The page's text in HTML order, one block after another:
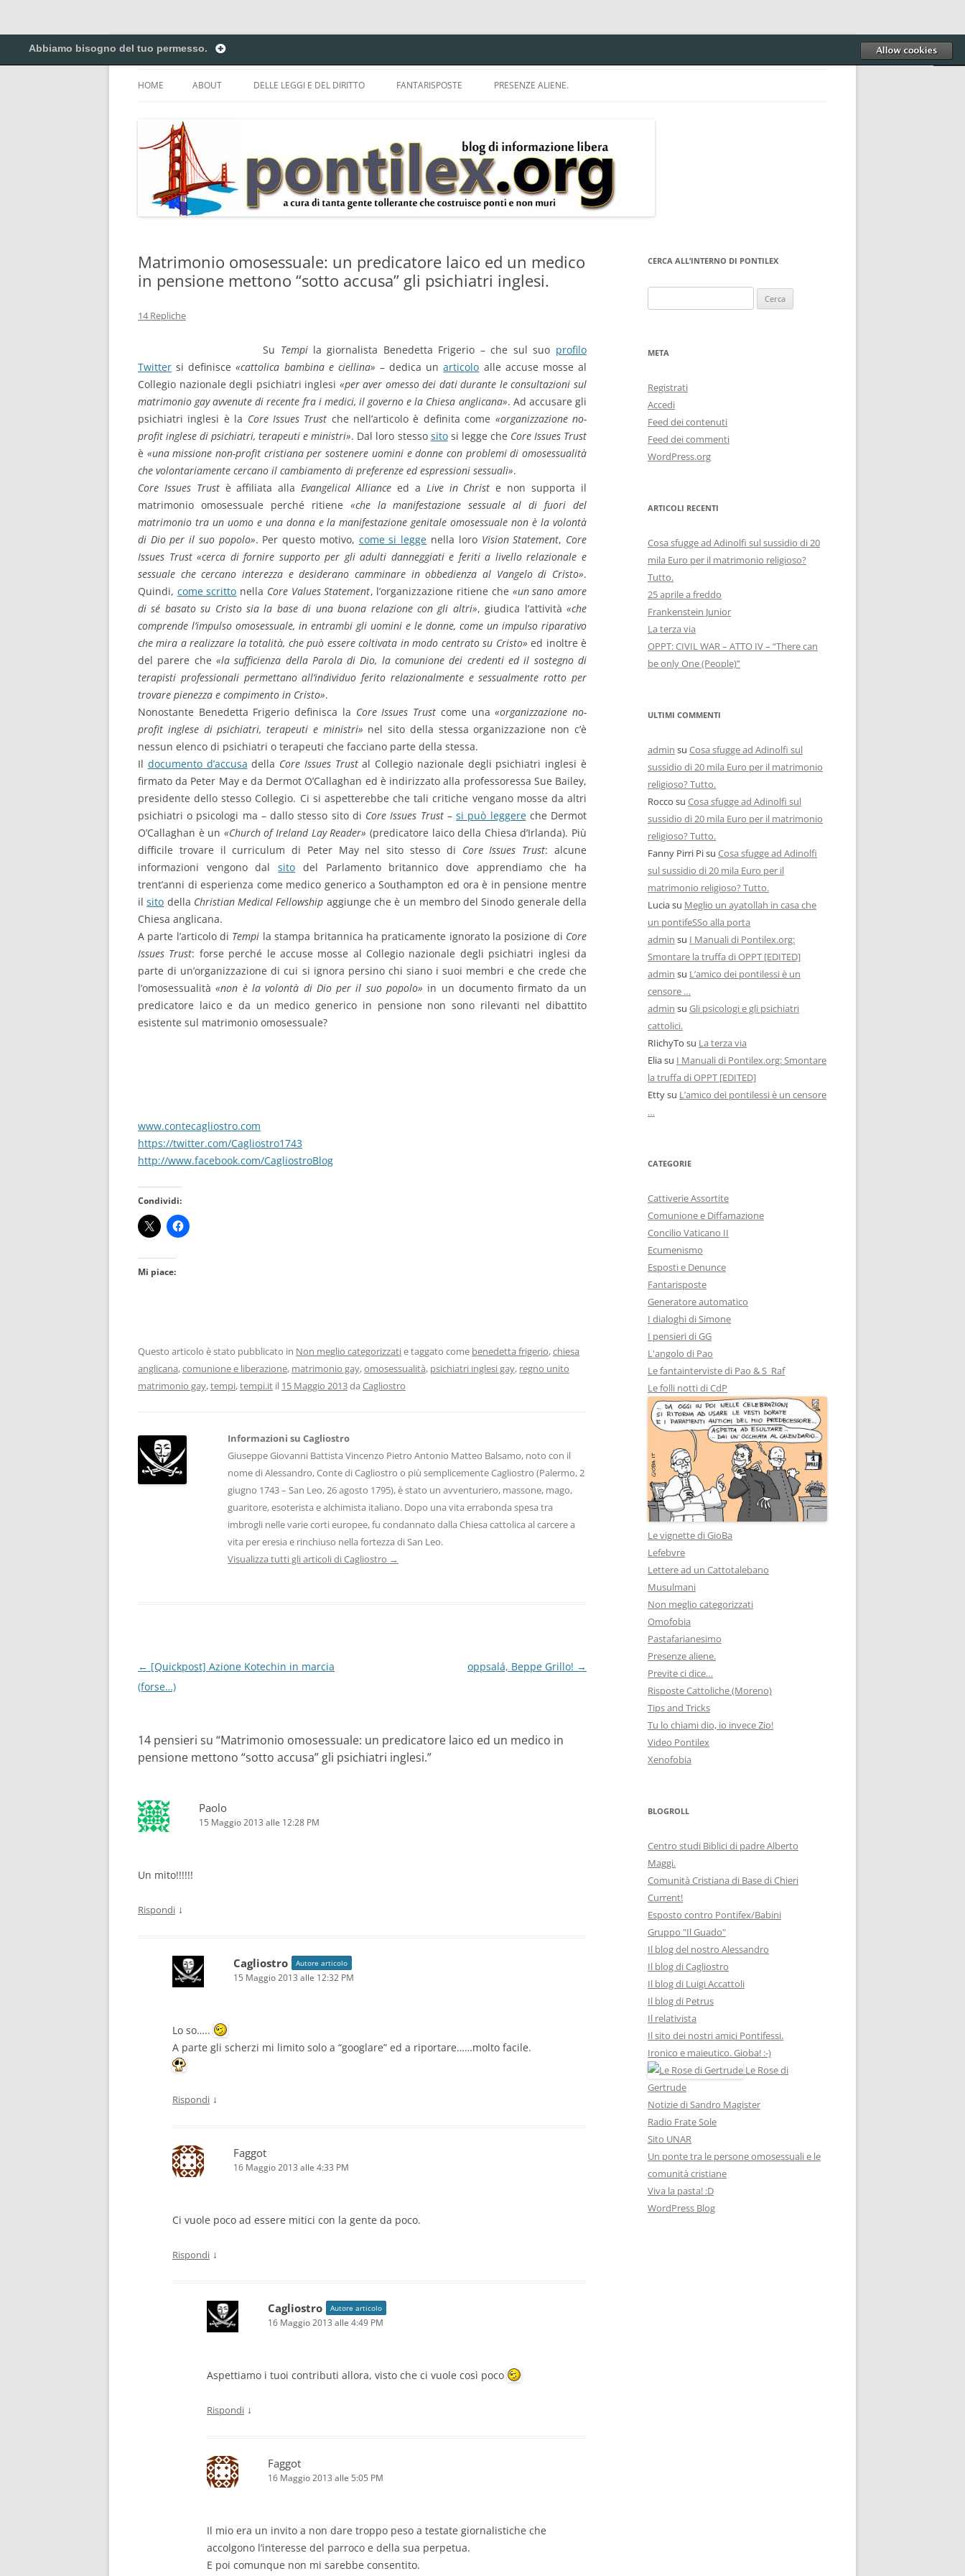
Vai
al
contenuto
Pontilex
HOME ABOUT DELLE LEGGI E DEL DIRITTO
DEL COPYRIGHT E DELLA LDA 633.
ELENCO DELLE ABBREVIAZIONI E
FANTARISPOSTE PRESENZE ALIENE.
Matrimonio omosessuale: un predicatore laico ed un medico
in pensione mettono “sotto accusa” gli psichiatri inglesi.
14 Repliche
Su Tempila giornalista Benedetta Frigerio – che sul suo profilo
Twitter si definisce«cattolica bambina e ciellina» – dedica unarticolo alle accuse mosse al
Collegio nazionale degli psichiatri inglesi «per aver omesso dei dati durante le consultazioni sul
matrimonio gay avvenute di recente fra i medici, il governo e la Chiesa anglicana». Ad accusare gli
psichiatri inglesi è la Core Issues Trust che nell’articolo è definita come «organizzazione no-
profit inglese di psichiatri, terapeuti e ministri». Dal loro stesso sitosi legge che Core Issues Trust
è «una missione non-profit cristiana per sostenere uomini e donne con problemi di omosessualità
che volontariamente cercano il cambiamento di preferenze ed espressioni sessuali».
Core Issues Trustè affiliata allaEvangelical Alliance ed a Live in Christ e non supporta il
matrimonio omosessuale perché ritiene «che la manifestazione sessuale al di fuori del
matrimonio tra un uomo e una donna e la manifestazione genitale omosessuale non è la volontà
di Dio per il suo popolo». Per questo motivo, come si legge nella loro Vision Statement, Core
Issues Trust «cerca di fornire supporto per gli adulti danneggiati e feriti a livello relazionale e
sessuale che cercano interezza e desiderano camminare in obbedienza al Vangelo di Cristo».
Quindi, come scritto nella Core Values Statement, l’organizzazione ritiene che «un sano amore
di sé basato su Cristo sia la base di una buona relazione con gli altri», giudica l’attività «che
comprende l’impulso omosessuale, in entrambi gli uomini e le donne, come un impulso riparativo
che mira a realizzare la totalità, che può essere coltivata in modo centrato su Cristo» ed inoltre è
del parere che «la sufficienza della Parola di Dio, la comunione dei credenti ed il sostegno di
terapisti professionali permettano all’individuo ferito relazionalmente e sessualmente rotto per
trovare pienezza e compimento in Cristo».
Nonostante Benedetta Frigerio definisca la Core Issues Trust come una«organizzazione no-
profit inglese di psichiatri, terapeuti e ministri» nel sito della stessa organizzazione non c’è
nessun elenco di psichiatri o terapeuti che facciano parte della stessa.
Il documento d’accusa della Core Issues Trustal Collegio nazionale degli psichiatri inglesi è
firmato da Peter May e da Dermot O’Callaghan ed è indirizzato alla professoressa Sue Bailey,
presidente dello stesso Collegio. Ci si aspetterebbe che tali critiche vengano mosse da altri
psichiatri o psicologi ma – dallo stesso sito di Core Issues Trust–si può leggereche Dermot
O’Callaghan è un «Church of Ireland Lay Reader» (predicatore laico della Chiesa d’Irlanda). Più
difficile trovare il curriculum di Peter May nel sito stesso di Core Issues Trust: alcune
informazioni vengono dalsito del Parlamento britannico dove apprendiamo che ha
trent’anni di esperienza come medico generico a Southampton ed ora è in pensione mentre
ilsito della Christian Medical Fellowship aggiunge che è un membro del Sinodo generale della
Chiesa anglicana.
A parte l’articolo di Tempi la stampa britannica ha praticamente ignorato la posizione di Core
Issues Trust: forse perché le accuse mosse al Collegio nazionale degli psichiatri inglesi da
parte di un’organizzazione di cui si ignora persino chi siano i suoi membri e che crede che
l’omosessualità«non è la volontà di Dio per il suo popolo» in un documento firmato da un
predicatore laico e da un medico generico in pensione non sono rilevanti nel dibattito
esistente sul matrimonio omosessuale?
www.contecagliostro.com
https://twitter.com/Cagliostro1743
http://www.facebook.com/CagliostroBlog
Condividi:
Mi piace:
Questo articolo è stato pubblicato in Non meglio categorizzatie taggato come benedetta frigerio,chiesa
anglicana,comunione e liberazione, matrimonio gay,omosessualità, psichiatri inglesi gay, regno unito
matrimonio gay,tempi,tempi.it il 15 Maggio 2013da Cagliostro
Informazioni su Cagliostro
Giuseppe Giovanni Battista Vincenzo Pietro Antonio Matteo Balsamo, noto con il
nome di Alessandro, Conte di Cagliostro o più semplicemente Cagliostro (Palermo, 2
giugno 1743 – San Leo, 26 agosto 1795), è stato un avventuriero, massone, mago,
guaritore, esoterista e alchimista italiano. Dopo una vita errabonda spesa tra
imbrogli nelle varie corti europee, fu condannato dalla Chiesa cattolica al carcere a
vita per eresia e rinchiuso nella fortezza di San Leo.
Visualizza tutti gli articoli di Cagliostro →
Navigazione
articolo
← [Quickpost] Azione Kotechin in marcia
(forse…)
oppsalá, Beppe Grillo! →
14 pensieri su “Matrimonio omosessuale: un predicatore laico ed un medico in
pensione mettono “sotto accusa” gli psichiatri inglesi.”
Paolo
15 Maggio 2013 alle 12:28 PM
Un mito!!!!!!
Rispondi ↓
Cagliostro Autore articolo
15 Maggio 2013 alle 12:32 PM
Lo so…..
A parte gli scherzi mi limito solo a “googlare” ed a riportare……molto facile.
Rispondi ↓
Faggot
16 Maggio 2013 alle 4:33 PM
Ci vuole poco ad essere mitici con la gente da poco.
Rispondi ↓
Cagliostro Autore articolo
16 Maggio 2013 alle 4:49 PM
Aspettiamo i tuoi contributi allora, visto che ci vuole così poco
Rispondi ↓
Faggot
16 Maggio 2013 alle 5:05 PM
Il mio era un invito a non dare troppo peso a testate giornalistiche che
accolgono l’interesse del parroco e della sua perpetua.
E poi comunque non mi sarebbe consentito.
CERCA ALL’INTERNO DI PONTILEX
per:
META
Registrati
Accedi
Feed dei contenuti
Feed dei commenti
WordPress.org
ARTICOLI RECENTI
Cosa sfugge ad Adinolfi sul sussidio di 20
mila Euro per il matrimonio religioso?
Tutto.
25 aprile a freddo
Frankenstein Junior
La terza via
OPPT: CIVIL WAR – ATTO IV – “There can
be only One (People)”
ULTIMI COMMENTI
admin su Cosa sfugge ad Adinolfi sul
sussidio di 20 mila Euro per il matrimonio
religioso? Tutto.
Rocco su Cosa sfugge ad Adinolfi sul
sussidio di 20 mila Euro per il matrimonio
religioso? Tutto.
Fanny Pirri Pisu Cosa sfugge ad Adinolfi
sul sussidio di 20 mila Euro per il
matrimonio religioso? Tutto.
Luciasu Meglio un ayatollah in casa che
un pontifeSSo alla porta
admin su I Manuali di Pontilex.org:
Smontare la truffa di OPPT [EDITED]
admin su L’amico dei pontilessi è un
censore …
admin su Gli psicologi e gli psichiatri
cattolici.
RIichyTo su La terza via
Eliasu I Manuali di Pontilex.org: Smontare
la truffa di OPPT [EDITED]
Ettysu L’amico dei pontilessi è un censore
…
CATEGORIE
Cattiverie Assortite
Comunione e Diffamazione
Concilio Vaticano II
Ecumenismo
Esposti e Denunce
Fantarisposte
Generatore automatico
I dialoghi di Simone
I pensieri di GG
L'angolo di Pao
Le fantainterviste di Pao & S_Raf
Le folli notti di CdP
Le vignette di GioBa
Lefebvre
Lettere ad un Cattotalebano
Musulmani
Non meglio categorizzati
Omofobia
Pastafarianesimo
Presenze aliene.
Previte ci dice…
Risposte Cattoliche (Moreno)
Tips and Tricks
Tu lo chiami dio, io invece Zio!
Video Pontilex
Xenofobia
BLOGROLL
Centro studi Biblici di padre Alberto
Maggi.
Comunità Cristiana di Base di Chieri
Current!
Esposto contro Pontifex/Babini
Gruppo "Il Guado"
Il blog del nostro Alessandro
Il blog di Cagliostro
Il blog di Luigi Accattoli
Il blog di Petrus
Il relativista
Il sito dei nostri amici Pontifessi.
Ironico e maieutico. Gioba! :-)
Le Rose di
Gertrude
Notizie di Sandro Magister
Radio Frate Sole
Sito UNAR
Un ponte tra le persone omosessuali e le
comunità cristiane
Viva la pasta! :D
WordPress Blog
Abbiamo bisogno del tuo permesso.